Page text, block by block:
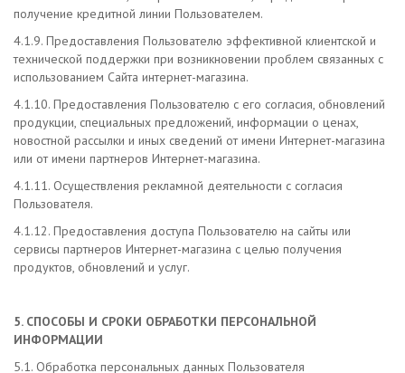
получение кредитной линии Пользователем.
4.1.9. Предоставления Пользователю эффективной клиентской и
технической поддержки при возникновении проблем связанных с
использованием Сайта интернет-магазина.
4.1.10. Предоставления Пользователю с его согласия, обновлений
продукции, специальных предложений, информации о ценах,
новостной рассылки и иных сведений от имени Интернет-магазина
или от имени партнеров Интернет-магазина.
4.1.11. Осуществления рекламной деятельности с согласия
Пользователя.
4.1.12. Предоставления доступа Пользователю на сайты или
сервисы партнеров Интернет-магазина с целью получения
продуктов, обновлений и услуг.
5. СПОСОБЫ И СРОКИ ОБРАБОТКИ ПЕРСОНАЛЬНОЙ
ИНФОРМАЦИИ
5.1. Обработка персональных данных Пользователя